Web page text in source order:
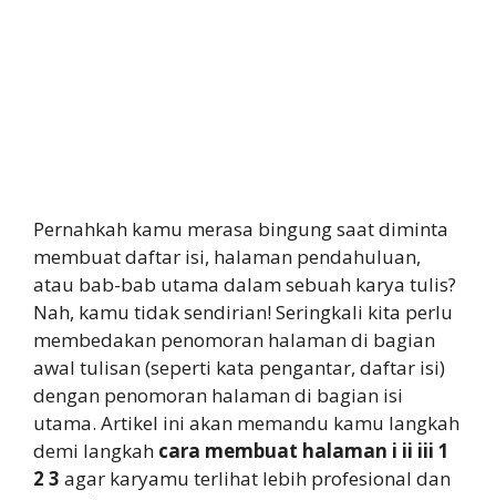
Pernahkah kamu merasa bingung saat diminta
membuat daftar isi, halaman pendahuluan,
atau bab-bab utama dalam sebuah karya tulis?
Nah, kamu tidak sendirian! Seringkali kita perlu
membedakan penomoran halaman di bagian
awal tulisan (seperti kata pengantar, daftar isi)
dengan penomoran halaman di bagian isi
utama. Artikel ini akan memandu kamu langkah
demi langkah cara membuat halaman i ii iii 1
2 3 agar karyamu terlihat lebih profesional dan